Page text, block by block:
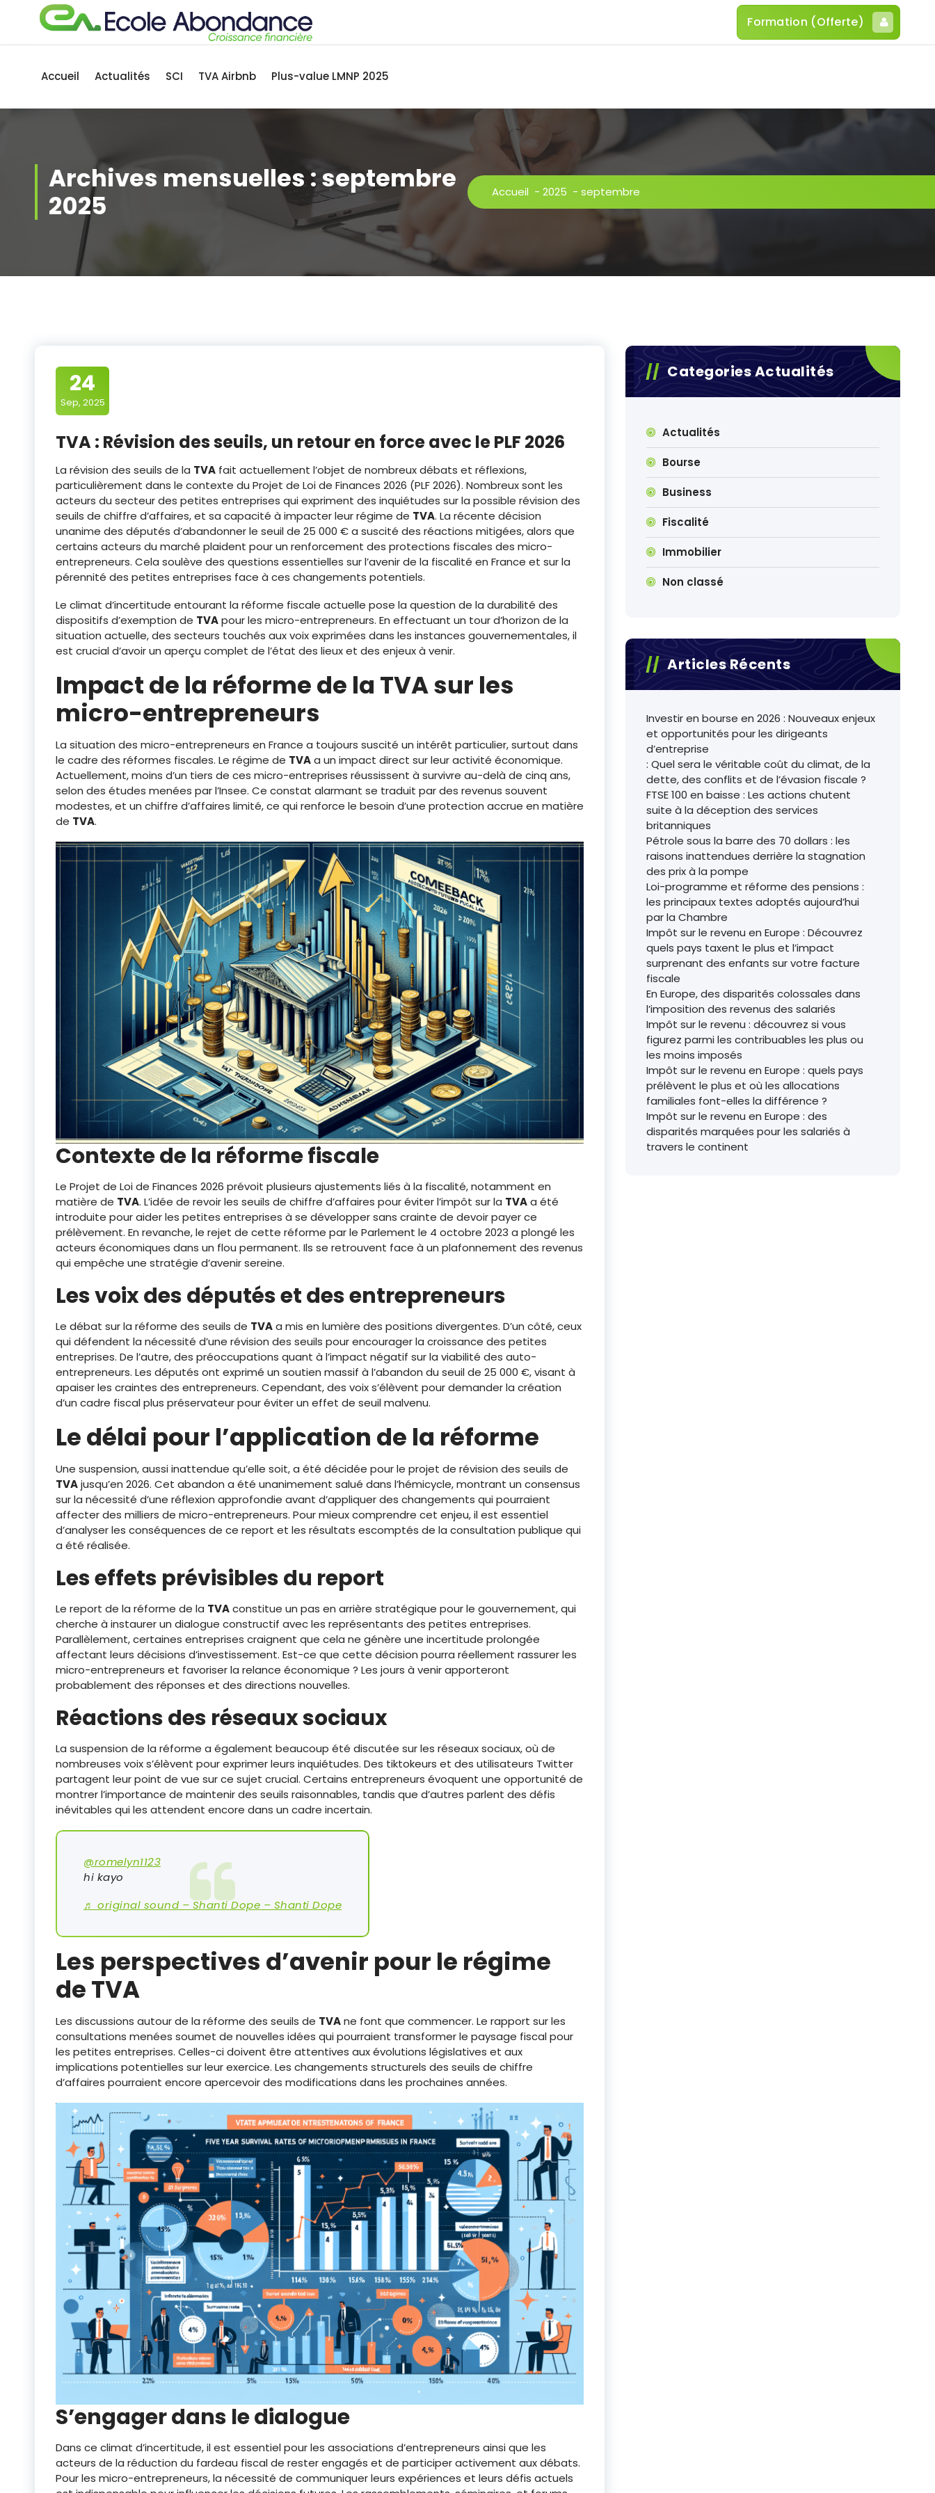
Formation (Offerte)
Accueil Actualités SCI TVA Airbnb Plus-value LMNP 2025
Archives mensuelles : septembre
2025
Accueil - 2025 - septembre
24
Sep, 2025
TVA : Révision des seuils, un retour en force avec le PLF 2026
La révision des seuils de la TVA fait actuellement l’objet de nombreux débats et réflexions,
particulièrement dans le contexte du Projet de Loi de Finances 2026 (PLF 2026). Nombreux sont les
acteurs du secteur des petites entreprises qui expriment des inquiétudes sur la possible révision des
seuils de chiffre d’affaires, et sa capacité à impacter leur régime de TVA. La récente décision
unanime des députés d’abandonner le seuil de 25 000 € a suscité des réactions mitigées, alors que
certains acteurs du marché plaident pour un renforcement des protections fiscales des micro-
entrepreneurs. Cela soulève des questions essentielles sur l’avenir de la fiscalité en France et sur la
pérennité des petites entreprises face à ces changements potentiels.
Le climat d’incertitude entourant la réforme fiscale actuelle pose la question de la durabilité des
dispositifs d’exemption de TVApour les micro-entrepreneurs. En effectuant un tour d’horizon de la
situation actuelle, des secteurs touchés aux voix exprimées dans les instances gouvernementales, il
est crucial d’avoir un aperçu complet de l’état des lieux et des enjeux à venir.
Impact de la réforme de la TVAsur les
micro-entrepreneurs
La situation des micro-entrepreneurs en France a toujours suscité un intérêt particulier, surtout dans
le cadre des réformes fiscales. Le régime de TVAa un impact direct sur leur activité économique.
Actuellement, moins d’un tiers de ces micro-entreprises réussissent à survivre au-delà de cinq ans,
selon des études menées par l’Insee. Ce constat alarmant se traduit par des revenus souvent
modestes, et un chiffre d’affaires limité, ce qui renforce le besoin d’une protection accrue en matière
de TVA.
Contexte de la réforme fiscale
Le Projet de Loi de Finances 2026 prévoit plusieurs ajustements liés à la fiscalité, notamment en
matière de TVA. L’idée de revoir les seuils de chiffre d’affaires pour éviter l’impôt sur la TVAa été
introduite pour aider les petites entreprises à se développer sans crainte de devoir payer ce
prélèvement. En revanche, le rejet de cette réforme par le Parlement le 4 octobre 2023 a plongé les
acteurs économiques dans un flou permanent. Ils se retrouvent face à un plafonnement des revenus
qui empêche une stratégie d’avenir sereine.
Les voix des députés et des entrepreneurs
Le débat sur la réforme des seuils de TVAa mis en lumière des positions divergentes. D’un côté, ceux
qui défendent la nécessité d’une révision des seuils pour encourager la croissance des petites
entreprises. De l’autre, des préoccupations quant à l’impact négatif sur la viabilité des auto-
entrepreneurs. Les députés ont exprimé un soutien massif à l’abandon du seuil de 25 000 €, visant à
apaiser les craintes des entrepreneurs. Cependant, des voix s’élèvent pour demander la création
d’un cadre fiscal plus préservateur pour éviter un effet de seuil malvenu.
Le délai pour l’application de la réforme
Une suspension, aussi inattendue qu’elle soit, a été décidée pour le projet de révision des seuils de
TVAjusqu’en 2026. Cet abandon a été unanimement salué dans l’hémicycle, montrant un consensus
sur la nécessité d’une réflexion approfondie avant d’appliquer des changements qui pourraient
affecter des milliers de micro-entrepreneurs. Pour mieux comprendre cet enjeu, il est essentiel
d’analyser les conséquences de ce report et les résultats escomptés de la consultation publique qui
a été réalisée.
Les effets prévisibles du report
Le report de la réforme de la TVAconstitue un pas en arrière stratégique pour le gouvernement, qui
cherche à instaurer un dialogue constructif avec les représentants des petites entreprises.
Parallèlement, certaines entreprises craignent que cela ne génère une incertitude prolongée
affectant leurs décisions d’investissement. Est-ce que cette décision pourra réellement rassurer les
micro-entrepreneurs et favoriser la relance économique ? Les jours à venir apporteront
probablement des réponses et des directions nouvelles.
Réactions des réseaux sociaux
La suspension de la réforme a également beaucoup été discutée sur les réseaux sociaux, où de
nombreuses voix s’élèvent pour exprimer leurs inquiétudes. Des tiktokeurs et des utilisateurs Twitter
partagent leur point de vue sur ce sujet crucial. Certains entrepreneurs évoquent une opportunité de
montrer l’importance de maintenir des seuils raisonnables, tandis que d’autres parlent des défis
inévitables qui les attendent encore dans un cadre incertain.
@romelyn1123
hi kayo
♬ original sound – Shanti Dope – Shanti Dope
Les perspectives d’avenir pour le régime
deTVA
Les discussions autour de la réforme des seuils de TVAne font que commencer. Le rapport sur les
consultations menées soumet de nouvelles idées qui pourraient transformer le paysage fiscal pour
les petites entreprises. Celles-ci doivent être attentives aux évolutions législatives et aux
implications potentielles sur leur exercice. Les changements structurels des seuils de chiffre
d’affaires pourraient encore apercevoir des modifications dans les prochaines années.
S’engager dans le dialogue
Dans ce climat d’incertitude, il est essentiel pour les associations d’entrepreneurs ainsi que les
acteurs de la réduction du fardeau fiscal de rester engagés et de participer activement aux débats.
Pour les micro-entrepreneurs, la nécessité de communiquer leurs expériences et leurs défis actuels
Categories Actualités
Actualités
Bourse
Business
Fiscalité
Immobilier
Non classé
Articles Récents
Investir en bourse en 2026 : Nouveaux enjeux
et opportunités pour les dirigeants
d’entreprise
: Quel sera le véritable coût du climat, de la
dette, des conflits et de l’évasion fiscale ?
FTSE 100 en baisse : Les actions chutent
suite à la déception des services
britanniques
Pétrole sous la barre des 70 dollars : les
raisons inattendues derrière la stagnation
des prix à la pompe
Loi-programme et réforme des pensions :
les principaux textes adoptés aujourd’hui
par la Chambre
Impôt sur le revenu en Europe : Découvrez
quels pays taxent le plus et l’impact
surprenant des enfants sur votre facture
fiscale
En Europe, des disparités colossales dans
l’imposition des revenus des salariés
Impôt sur le revenu : découvrez si vous
figurez parmi les contribuables les plus ou
les moins imposés
Impôt sur le revenu en Europe : quels pays
prélèvent le plus et où les allocations
familiales font-elles la différence ?
Impôt sur le revenu en Europe : des
disparités marquées pour les salariés à
travers le continent